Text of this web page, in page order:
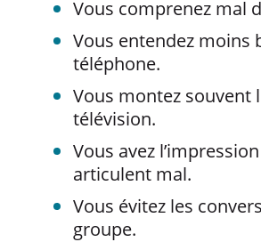
Vous comprenez mal
Vous entendez moins
téléphone.
Vous montez souvent
télévision.
Vous avez
articulent mal.
Vous évitez les
groupe.